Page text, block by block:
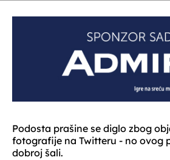
Podosta prašine se diglo zbog
fotografije na Twitteru - no ovog
dobroj šali.